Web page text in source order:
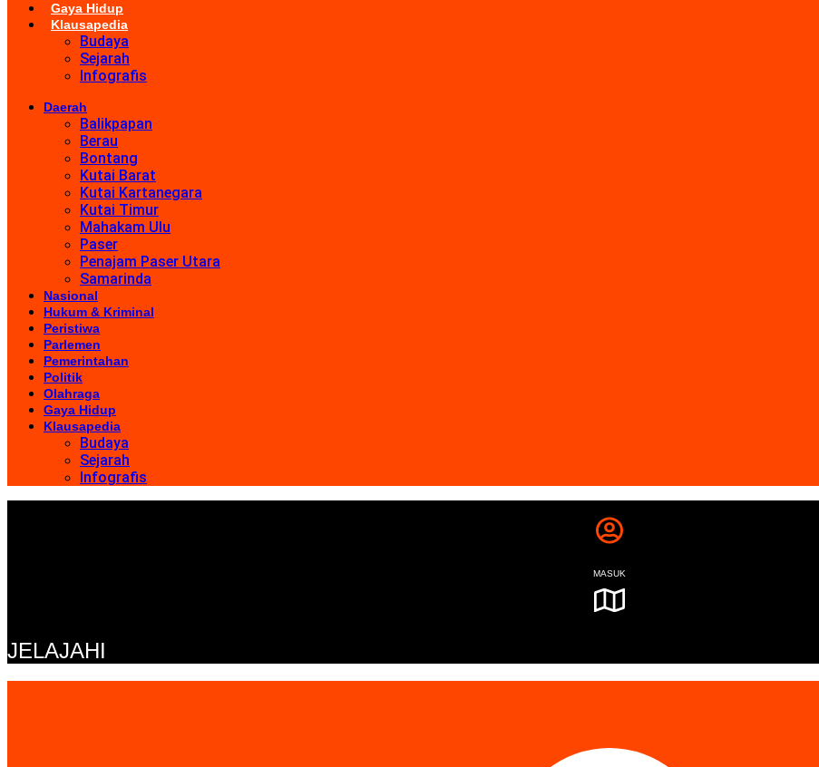
Gaya Hidup
Klausapedia
Budaya
Sejarah
Infografis
Daerah
Balikpapan
Berau
Bontang
Kutai Barat
Kutai Kartanegara
Kutai Timur
Mahakam Ulu
Paser
Penajam Paser Utara
Samarinda
Nasional
Hukum & Kriminal
Peristiwa
Parlemen
Pemerintahan
Politik
Olahraga
Gaya Hidup
Klausapedia
Budaya
Sejarah
Infografis
MASUK
JELAJAHI